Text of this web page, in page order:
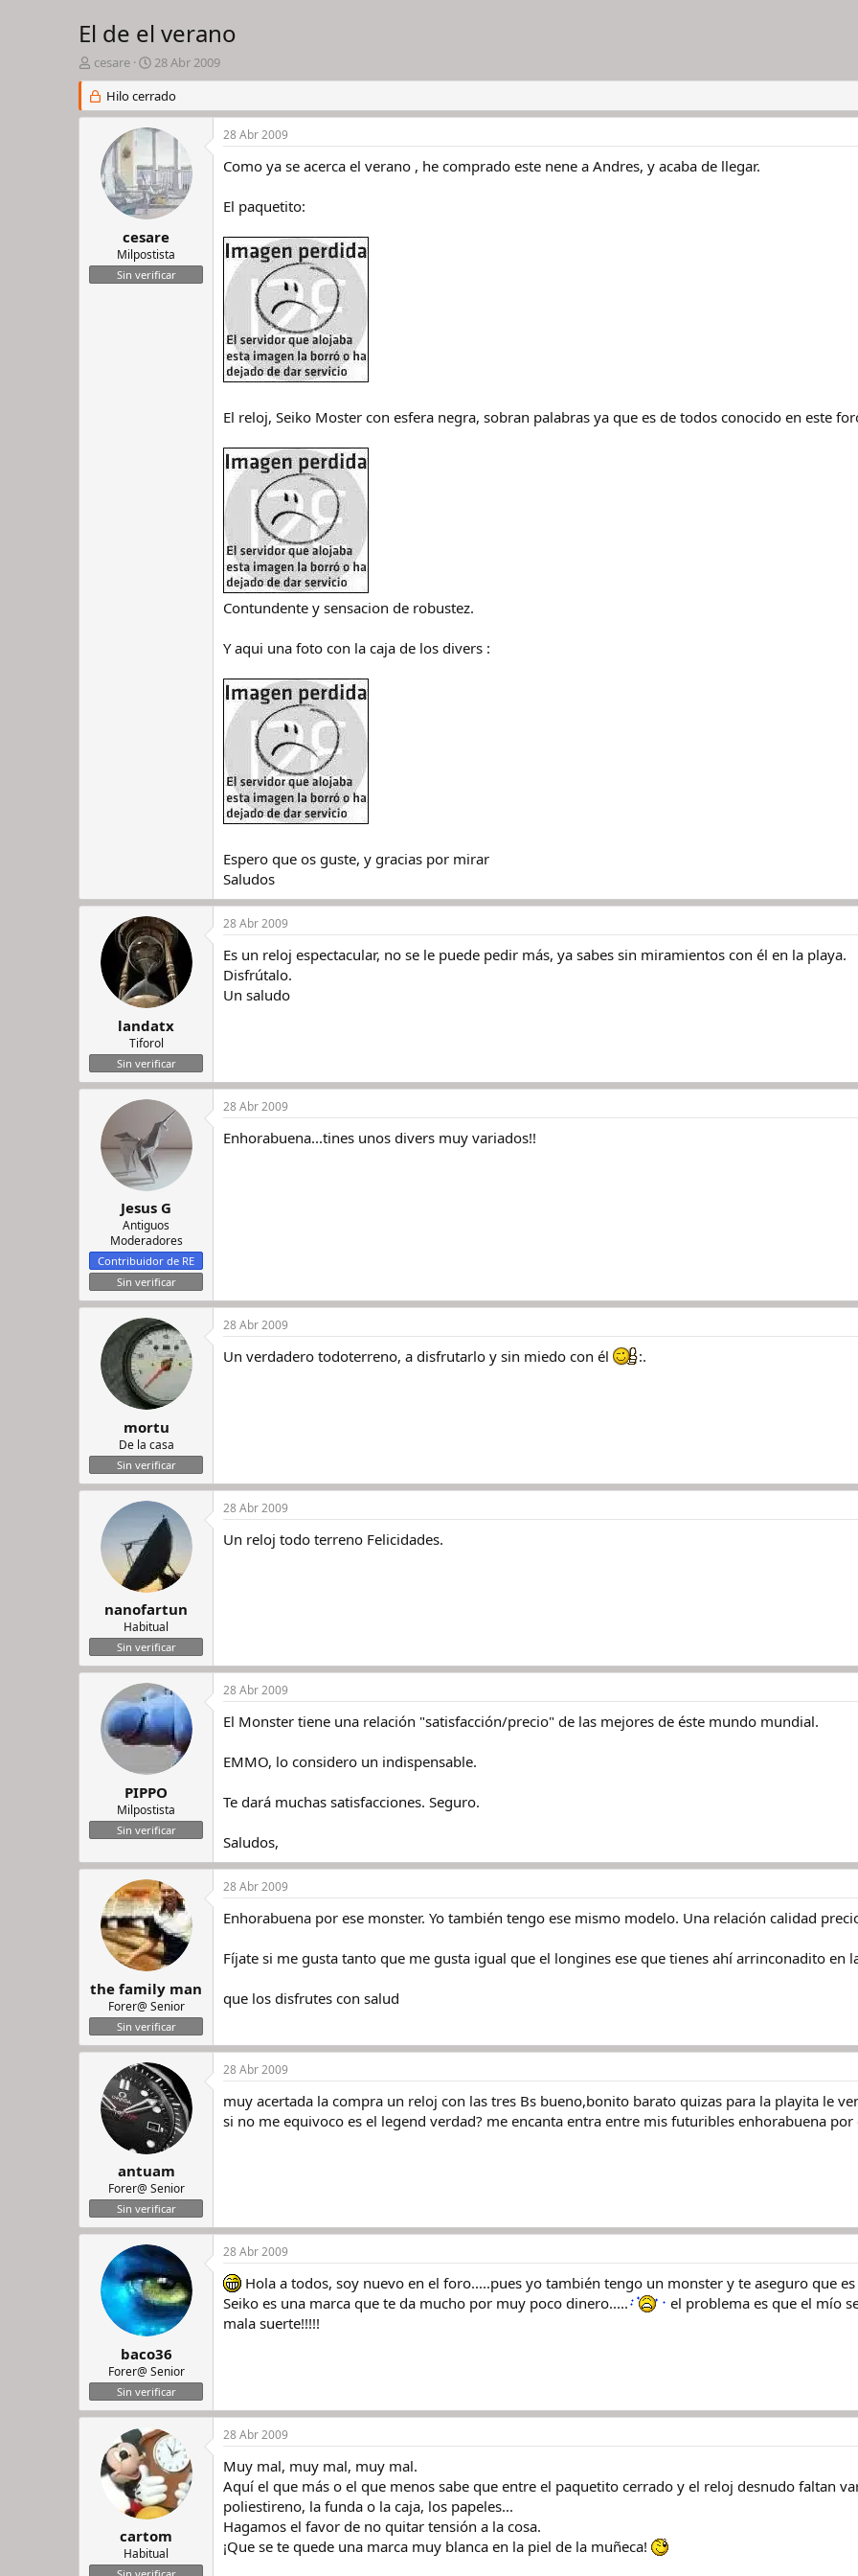
El de el verano
I
n
i
c
h
i
cesare
F
e
c
h
a
e
i
n
i
c
i
o
28 Abr 2009
Hilo cerrado
cesare
Milpostista
Sin verificar
28 Abr 2009
Como ya se acerca el verano , he comprado este nene a Andres, y acaba de llegar.
El paquetito:
El reloj, Seiko Moster con esfera negra, sobran palabras ya que es de todos conocido en este
Contundente y sensacion de robustez.
Y aqui una foto con la caja de los divers :
Espero que os guste, y gracias por mirar
Saludos
landatx
Tiforol
Sin verificar
28 Abr 2009
Es un reloj espectacular, no se le puede pedir más, ya sabes sin miramientos con él en la playa.
Disfrútalo.
Un saludo
Jesus G
Antiguos
Moderadores
Contribuidor de RE
Sin verificar
28 Abr 2009
Enhorabuena...tines unos divers muy variados!!
mortu
De la casa
Sin verificar
28 Abr 2009
Un verdadero todoterreno, a disfrutarlo y sin miedo con él :.
nanofartun
Habitual
Sin verificar
28 Abr 2009
Un reloj todo terreno Felicidades.
PIPPO
Milpostista
Sin verificar
28 Abr 2009
El Monster tiene una relación "satisfacción/precio" de las mejores de éste mundo mundial.
EMMO, lo considero un indispensable.
Te dará muchas satisfacciones. Seguro.
Saludos,
the family man
Forer@ Senior
Sin verificar
28 Abr 2009
Enhorabuena por ese monster. Yo también tengo ese mismo modelo. Una relación calidad
Fíjate si me gusta tanto que me gusta igual que el longines ese que tienes ahí arrinconadito en
que los disfrutes con salud
antuam
Forer@ Senior
Sin verificar
28 Abr 2009
muy acertada la compra un reloj con las tres Bs bueno,bonito barato quizas para la playita le
si no me equivoco es el legend verdad? me encanta entra entre mis futuribles enhorabuena por
baco36
Forer@ Senior
Sin verificar
28 Abr 2009
Hola a todos, soy nuevo en el foro.....pues yo también tengo un monster y te aseguro que
Seiko es una marca que te da mucho por muy poco dinero.....
el problema es que el mío
mala suerte!!!!!
cartom
Habitual
28 Abr 2009
Muy mal, muy mal, muy mal.
Aquí el que más o el que menos sabe que entre el paquetito cerrado y el reloj desnudo faltan
poliestireno, la funda o la caja, los papeles...
Hagamos el favor de no quitar tensión a la cosa.
¡Que se te quede una marca muy blanca en la piel de la muñeca!